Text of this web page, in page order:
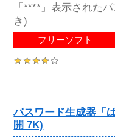
「****」表示された
き)
フリーソフト
パスワード生成器「
開 7K)